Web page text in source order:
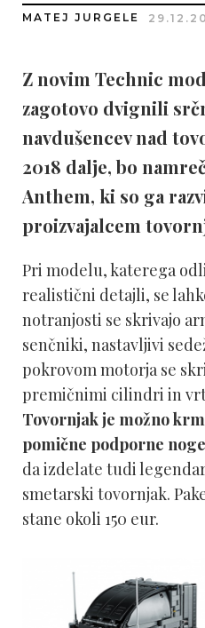
MATEJ JURGELE
Z novim Technic
zagotovo dvignili
navdušencev nad
2018 dalje, bo
Anthem, ki so ga
proizvajalcem
Pri modelu, katerega
realistični detajli, se
notranjosti se skrivajo
senčniki, nastavljivi
pokrovom motorja se
premičnimi cilindri in
Tovornjak je možno
pomične podporne noge
da izdelate tudi
smetarski tovornjak.
stane okoli 150 eur.